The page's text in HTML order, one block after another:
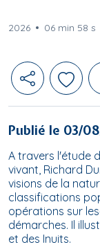
2026 06 min 58 s
Publié le 03/
A travers l'étude
vivant, Richard
visions de la
classifications
opérations sur
démarches. Il
et des Inuits.